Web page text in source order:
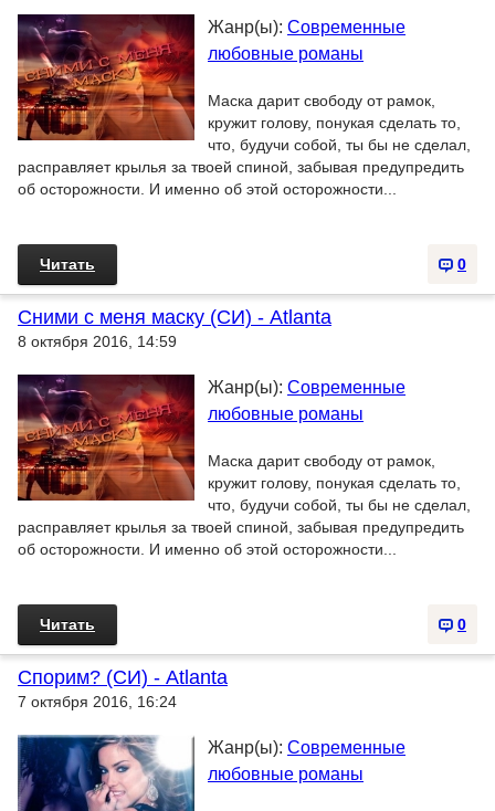
Жанр(ы): Современные
любовные романы
Маска дарит свободу от рамок,
кружит голову, понукая сделать то,
что, будучи собой, ты бы не сделал,
расправляет крылья за твоей спиной, забывая предупредить
об осторожности. И именно об этой осторожности...
0
Читать
Сними с меня маску (СИ) - Atlanta
8 октября 2016, 14:59
Жанр(ы): Современные
любовные романы
Маска дарит свободу от рамок,
кружит голову, понукая сделать то,
что, будучи собой, ты бы не сделал,
расправляет крылья за твоей спиной, забывая предупредить
об осторожности. И именно об этой осторожности...
0
Читать
Спорим? (СИ) - Atlanta
7 октября 2016, 16:24
Жанр(ы): Современные
любовные романы